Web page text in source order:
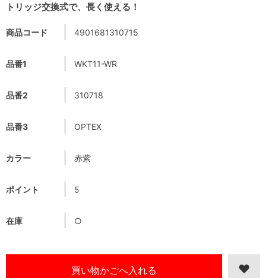
トリッジ交換式で、長く使える！
商品コード 4901681310715
品番1 WKT11-WR
品番2 310718
品番3 OPTEX
カラー 赤紫
ポイント 5
在庫 ○